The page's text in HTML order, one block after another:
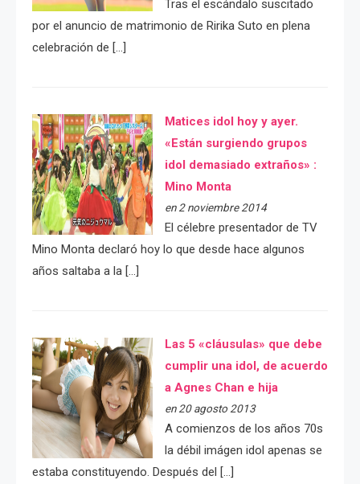
Tras el escándalo suscitado
por el anuncio de matrimonio de Ririka Suto en plena
celebración de […]
Matices idol hoy y ayer.
«Están surgiendo grupos
idol demasiado extraños» :
Mino Monta
en 2 noviembre 2014
El célebre presentador de TV
Mino Monta declaró hoy lo que desde hace algunos
años saltaba a la […]
Las 5 «cláusulas» que debe
cumplir una idol, de acuerdo
a Agnes Chan e hija
en 20 agosto 2013
A comienzos de los años 70s
la débil imágen idol apenas se
estaba constituyendo. Después del […]